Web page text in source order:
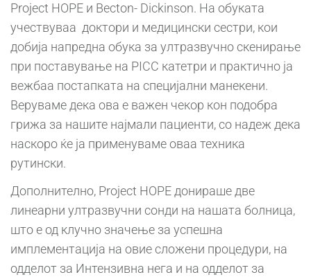
Project HOPE и Becton- Dickinson. На обуката
учествуваа доктори и медицински сестри, кои
добија напредна обука за ултразвучно скенирање
при поставување на PICC катетри и практично ја
вежбаа постапката на специјални манекени.
Веруваме дека ова е важен чекор кон подобра
грижа за нашите најмали пациенти, со надеж дека
наскоро ќе ја применуваме оваа техника
рутински.
Дополнително, Project HOPE донираше две
линеарни ултразвучни сонди на нашата болница,
што е од клучно значење за успешна
имплементација на овие сложени процедури, на
одделот за Интензивна нега и на одделот за